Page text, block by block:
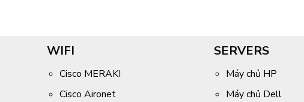
WIFI
Cisco MERAKI
Cisco Aironet
SERVERS
Máy chủ HP
Máy chủ Dell